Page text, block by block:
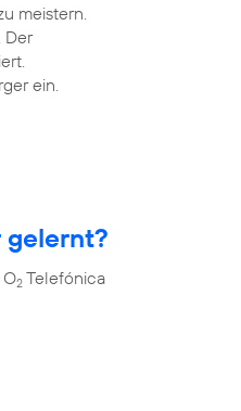
meistern.
Der
ein.
gelernt?
2 Telefónica